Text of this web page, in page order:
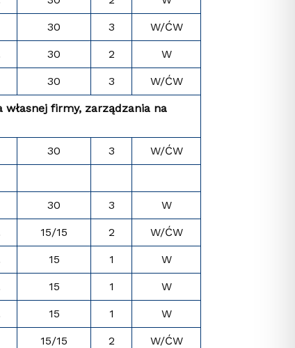
30 3 W/ĆW
30 2 W
30 3 W/ĆW
firmy, zarządzania na
30 3 W/ĆW
30 3 W
15/15 2 W/ĆW
15 1 W
15 1 W
15 1 W
15/15 2 W/ĆW